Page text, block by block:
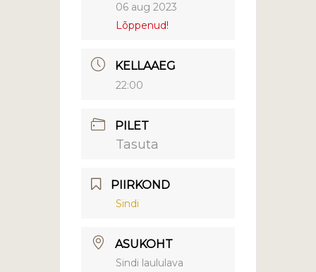
06 aug 2023
Lõppenud!
KELLAAEG
22:00
PILET
Tasuta
PIIRKOND
Sindi
ASUKOHT
Sindi laululava